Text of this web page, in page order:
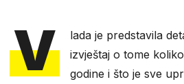
V
lada je predstavila
izvještaj o tome
godine i što je sve